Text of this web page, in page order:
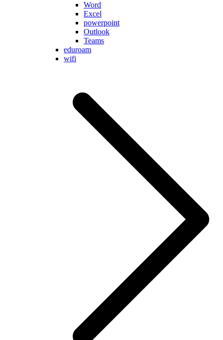
Word
Excel
powerpoint
Outlook
Teams
eduroam
wifi